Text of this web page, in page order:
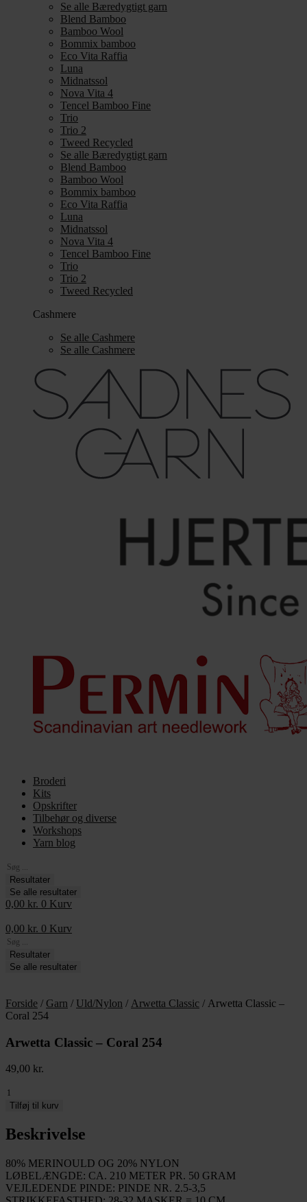
Se alle Bæredygtigt garn
Blend Bamboo
Bamboo Wool
Bommix bamboo
Eco Vita Raffia
Luna
Midnatssol
Nova Vita 4
Tencel Bamboo Fine
Trio
Trio 2
Tweed Recycled
Se alle Bæredygtigt garn
Blend Bamboo
Bamboo Wool
Bommix bamboo
Eco Vita Raffia
Luna
Midnatssol
Nova Vita 4
Tencel Bamboo Fine
Trio
Trio 2
Tweed Recycled
Cashmere
Se alle Cashmere
Se alle Cashmere
Broderi
Kits
Opskrifter
Tilbehør og diverse
Workshops
Yarn blog
Search
...Resultater
Se alle resultater
0,00 kr. 0 Kurv
0,00 kr. 0 Kurv
Search
...Resultater
Se alle resultater
Forside / Garn / Uld/Nylon / Arwetta Classic / Arwetta Classic –
Coral 254
Arwetta Classic – Coral 254
49,00 kr.
Arwetta
Classic
Coral
254
Tilføj til kurv
Beskrivelse
80% MERINOULD OG 20% NYLON
LØBELÆNGDE: CA. 210 METER PR. 50 GRAM
VEJLEDENDE PINDE: PINDE NR. 2.5-3,5